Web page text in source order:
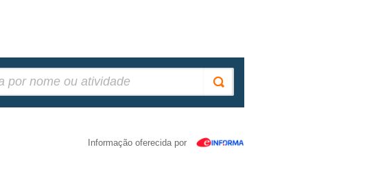
Informação oferecida por